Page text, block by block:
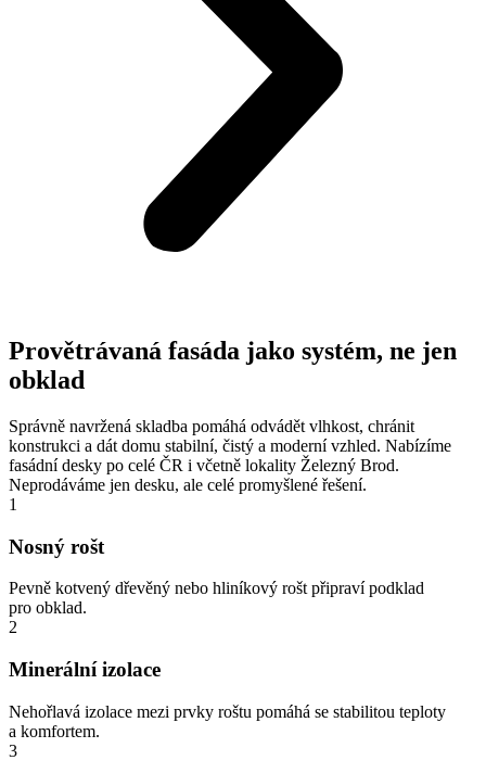
Provětrávaná fasáda jako systém, ne jen
obklad
Správně navržená skladba pomáhá odvádět vlhkost, chránit
konstrukci a dát domu stabilní, čistý a moderní vzhled. Nabízíme
fasádní desky po celé ČR i včetně lokality Železný Brod.
Neprodáváme jen desku, ale celé promyšlené řešení.
1
Nosný rošt
Pevně kotvený dřevěný nebo hliníkový rošt připraví podklad
pro obklad.
2
Minerální izolace
Nehořlavá izolace mezi prvky roštu pomáhá se stabilitou teploty
a komfortem.
3